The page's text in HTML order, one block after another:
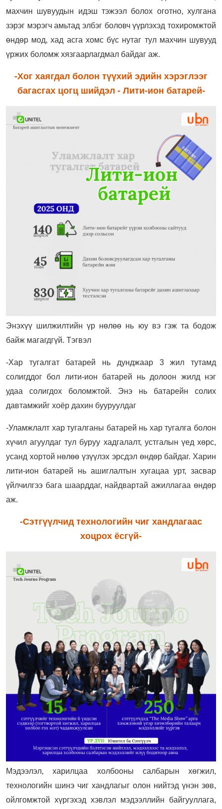
махчин шувуудын идэш тэжээл болох оготно, хулгана
зэрэг мэрэгч амьтад элбэг боловч үүрлэхэд тохиромжтой
өндөр мод, хад асга хомс бүс нутаг тул махчин шувууд
үржих боломж хязгаарлагдмал байдаг аж.
-Хог хаягдал болон түүхий эдийн хэрэглээг
багасгах цогц шийдэл - Лити-ион батарей-
Энэхүү шилжилтийн үр нөлөө нь юу вэ гэж та бодож
байж магагдгүй. Тэгвэл
-Хар тугалгат батарей нь дунджаар 3 жил тутамд
солигддог бол лити-ион батарей нь долоон жилд нэг
удаа солигдох боломжтой. Энэ нь батарейн солих
давтамжийг хоёр дахин бууруулдаг
-Уламжлалт хар тугалганы батарей нь хар тугалга болон
хүчил агуулдаг тул буруу хадгалалт, устгалын үед хөрс,
усанд хортой нөлөө үзүүлэх эрсдэл өндөр байдаг. Харин
лити-ион батарей нь ашиглалтын хугацаа урт, засвар
үйлчилгээ бага шаарддаг, найдвартай ажиллагаа өндөр
аж.
-Сэтгүүлчид технологийн чиг хандлагаас
хоцрох ёсгүй-
Мэдээлэл, харилцаа холбооны салбарын хөгжил,
технологийн шинэ чиг хандлагыг олон нийтэд үнэн зөв,
ойлгомжтой хүргэхэд хэвлэл мэдээллийн байгууллага,